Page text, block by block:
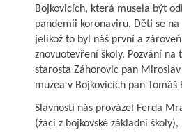
Bojkovicích, která musela být
pandemii koronaviru. Děti se
jelikož to byl náš první a
znovuotevření školy. Pozvání
starosta Záhorovic pan
muzea v Bojkovicích pan Tomáš
Slavností nás provázel Ferda
(žáci z bojkovské základní